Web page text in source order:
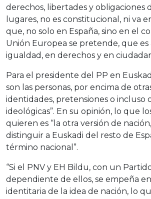
derechos, libertades y obligaciones
lugares, no es constitucional, ni va
que, no solo en España, sino en el
Unión Europea se pretende, que es
igualdad, en derechos y en
Para el presidente del PP en
son las personas, por encima de
identidades, pretensiones o incluso
ideológicas”. En su opinión, lo que
quieren es “la otra versión de
distinguir a Euskadi del resto de
término nacional”.
“Si el PNV y EH Bildu, con un
dependiente de ellos, se empeña
identitaria de la idea de nación, lo